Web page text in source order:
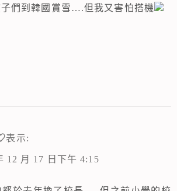
們到韓國賞雪….但我又害怕搭機
表示:
12 月 17 日下午 4:15